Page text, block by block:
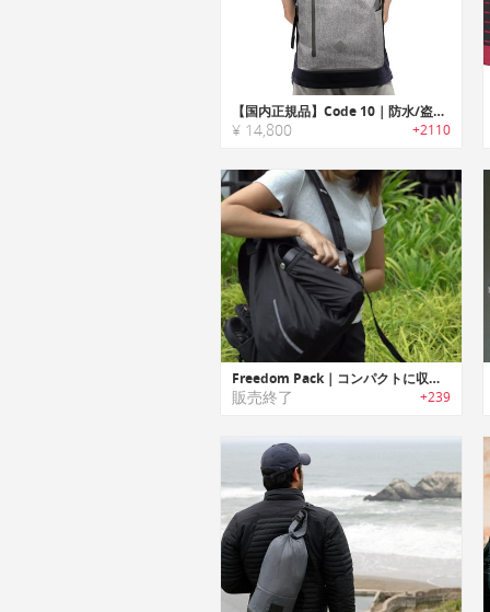
【国内正規品】Code 10｜防水/盗難防止機能搭載ロールダウンスタイルバックパック「コード10」
¥ 14,800 +2110
Freedom Pack｜コンパクトに収納可能な盗難防止機能付きデイバッグ「フリーダムパック」
販売終了 +239